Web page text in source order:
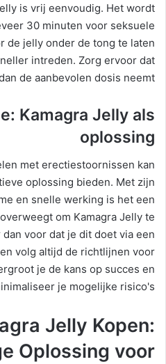
is vrij eenvoudig. Het wordt
30 minuten voor seksuele
de jelly onder de tong te laten
intreden. Zorg ervoor dat
de aanbevolen dosis neemt.
Kamagra Jelly als
oplossing
met erectiestoornissen kan
oplossing bieden. Met zijn
en snelle werking is het een
om Kamagra Jelly te
voor dat je dit doet via een
volg altijd de richtlijnen voor
je de kans op succes en
je mogelijke risico's.
Jelly Kopen:
Oplossing voor